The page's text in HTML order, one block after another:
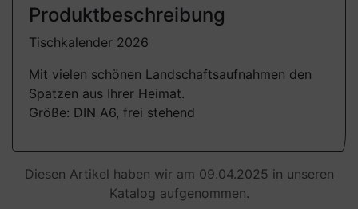
Produktbeschreibung
Tischkalender 2026
Mit vielen schönen Landschaftsaufnahmen den
Spatzen aus Ihrer Heimat.
Größe: DIN A6, frei stehend
Diesen Artikel haben wir am 09.04.2025 in unseren
Katalog aufgenommen.